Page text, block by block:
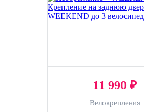
11 990 ₽
Велокрепления